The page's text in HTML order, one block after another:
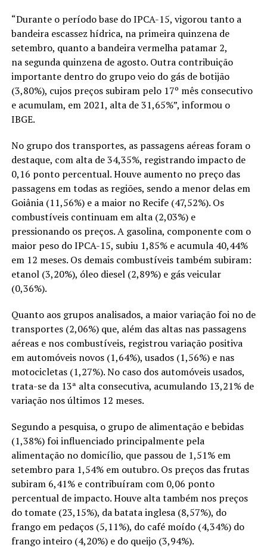
“Durante o período base do IPCA-15, vigorou tanto a
bandeira escassez hídrica, na primeira quinzena de
setembro, quanto a bandeira vermelha patamar 2,
na segunda quinzena de agosto. Outra contribuição
importante dentro do grupo veio do gás de botijão
(3,80%), cujos preços subiram pelo 17º mês consecutivo
e acumulam, em 2021, alta de 31,65%”, informou o
IBGE.
No grupo dos transportes, as passagens aéreas foram o
destaque, com alta de 34,35%, registrando impacto de
0,16 ponto percentual. Houve aumento no preço das
passagens em todas as regiões, sendo a menor delas em
Goiânia (11,56%) e a maior no Recife (47,52%). Os
combustíveis continuam em alta (2,03%) e
pressionando os preços. A gasolina, componente com o
maior peso do IPCA-15, subiu 1,85% e acumula 40,44%
em 12 meses. Os demais combustíveis também subiram:
etanol (3,20%), óleo diesel (2,89%) e gás veicular
(0,36%).
Quanto aos grupos analisados, a maior variação foi no de
transportes (2,06%) que, além das altas nas passagens
aéreas e nos combustíveis, registrou variação positiva
em automóveis novos (1,64%), usados (1,56%) e nas
motocicletas (1,27%). No caso dos automóveis usados,
trata-se da 13ª alta consecutiva, acumulando 13,21% de
variação nos últimos 12 meses.
Segundo a pesquisa, o grupo de alimentação e bebidas
(1,38%) foi influenciado principalmente pela
alimentação no domicílio, que passou de 1,51% em
setembro para 1,54% em outubro. Os preços das frutas
subiram 6,41% e contribuíram com 0,06 ponto
percentual de impacto. Houve alta também nos preços
do tomate (23,15%), da batata inglesa (8,57%), do
frango em pedaços (5,11%), do café moído (4,34%) do
frango inteiro (4,20%) e do queijo (3,94%).